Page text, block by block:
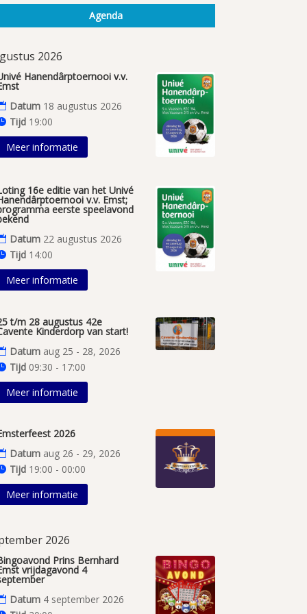
Agenda
2026
Hanendârptoernooi v.v.
Datum 18 augustus 2026
Tijd 19:00
Meer informatie
16e editie van het Univé
v.v. Emst;
eerste speelavond
Datum 22 augustus 2026
Tijd 14:00
Meer informatie
t/m 28 augustus 42e
Kinderdorp van start!
Datum aug 25 - 28, 2026
Tijd 09:30 - 17:00
Meer informatie
2026
Datum aug 26 - 29, 2026
Tijd 19:00 - 00:00
Meer informatie
2026
Prins Bernhard
vrijdagavond 4
Datum 4 september 2026